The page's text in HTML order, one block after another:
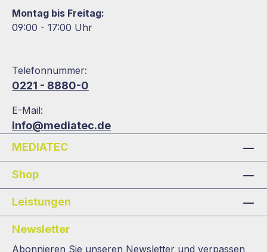
Montag bis Freitag:
09:00 - 17:00 Uhr
Telefonnummer:
0221 - 8880-0
E-Mail:
info@mediatec.de
MEDIATEC
Shop
Leistungen
Newsletter
Abonnieren Sie unseren Newsletter und verpassen